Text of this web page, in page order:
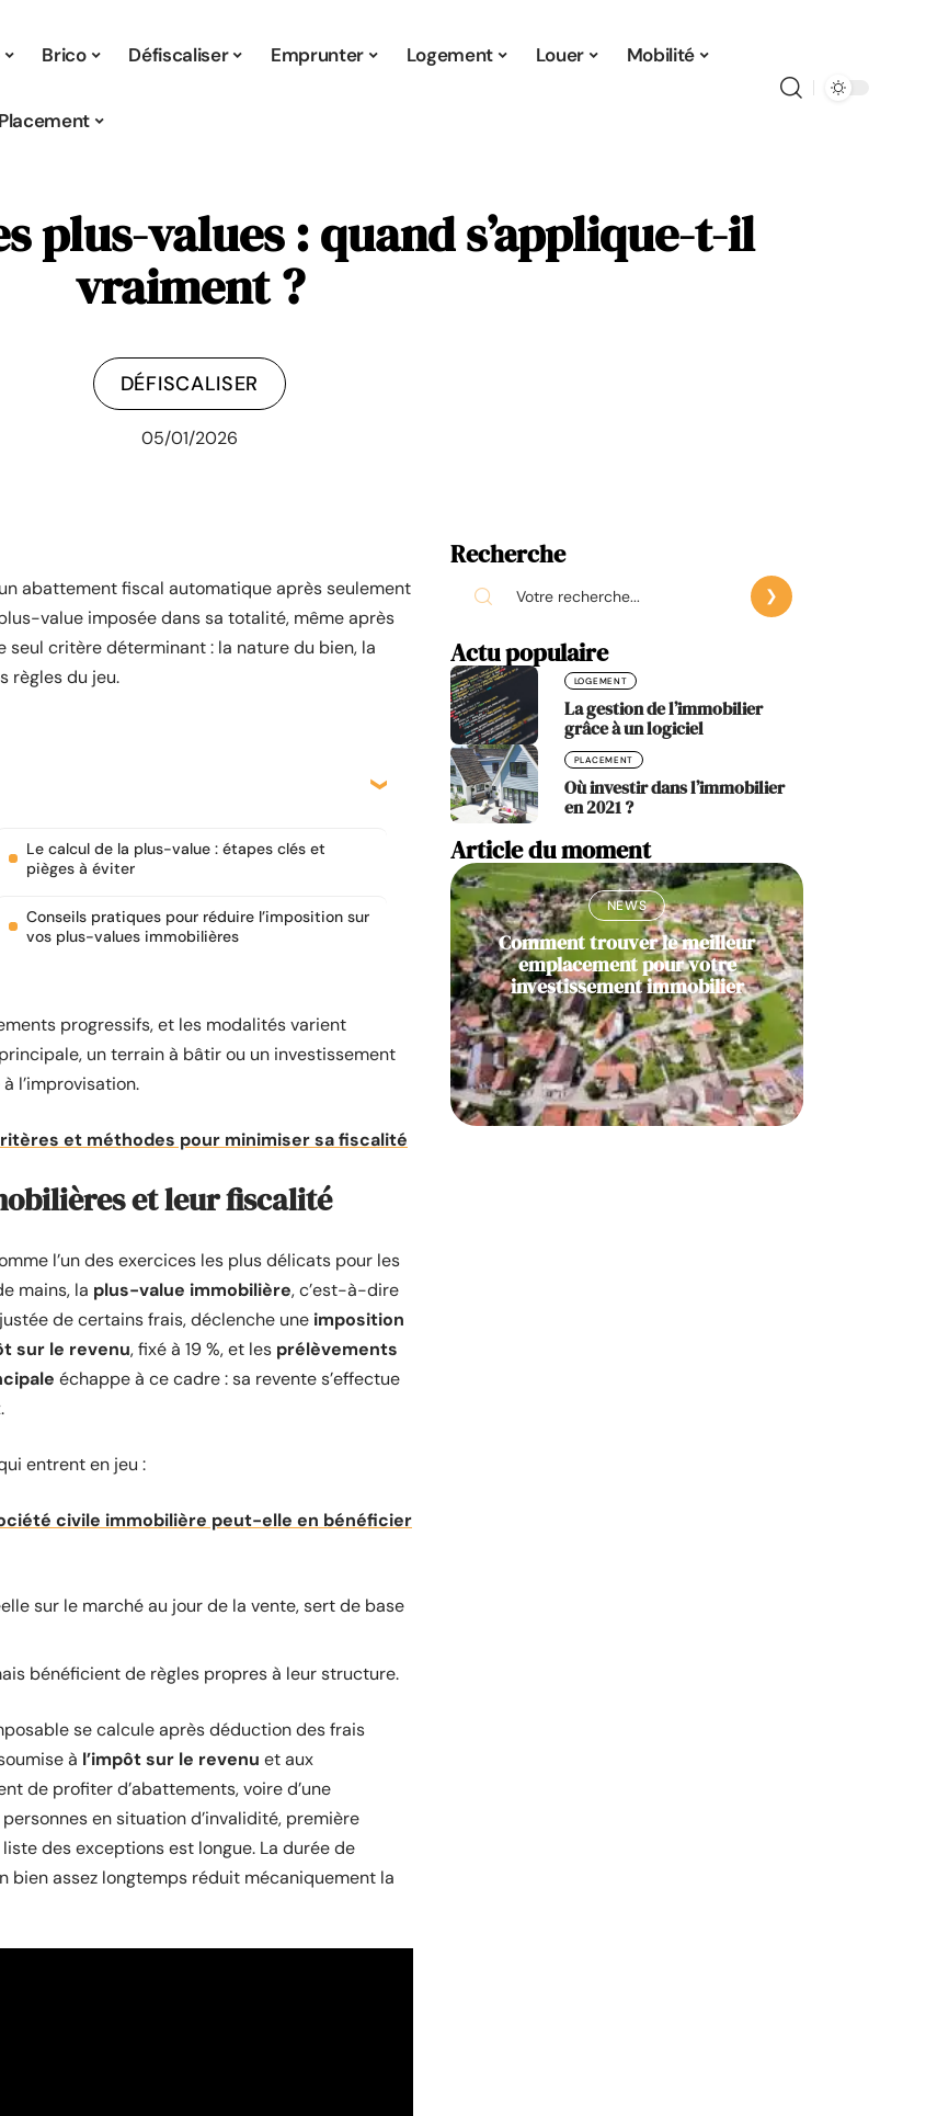
Brico Défiscaliser Emprunter Logement Louer Mobilité
Placement
plus-values : quand s’applique-t-il
vraiment ?
DÉFISCALISER
05/01/2026
abattement fiscal automatique après seulement
value imposée dans sa totalité, même après
seul critère déterminant : la nature du bien, la
règles du jeu.
Le calcul de la plus-value : étapes clés et
pièges à éviter
Conseils pratiques pour réduire l’imposition sur
vos plus-values immobilières
progressifs, et les modalités varient
un terrain à bâtir ou un investissement
l’improvisation.
et méthodes pour minimiser sa fiscalité
et leur fiscalité
l’un des exercices les plus délicats pour les
mains, la plus-value immobilière, c’est-à-dire
de certains frais, déclenche une imposition
sur le revenu, fixé à 19 %, et les prélèvements
échappe à ce cadre : sa revente s’effectue
entrent en jeu :
civile immobilière peut-elle en bénéficier
sur le marché au jour de la vente, sert de base
bénéficient de règles propres à leur structure.
se calcule après déduction des frais
à l’impôt sur le revenu et aux
de profiter d’abattements, voire d’une
en situation d’invalidité, première
des exceptions est longue. La durée de
bien assez longtemps réduit mécaniquement la
Recherche
Actu populaire
LOGEMENT
La gestion de l’immobilier
grâce à un logiciel
PLACEMENT
Où investir dans l’immobilier
en 2021 ?
Article du moment
NEWS
Comment trouver le meilleur
emplacement pour votre
investissement immobilier